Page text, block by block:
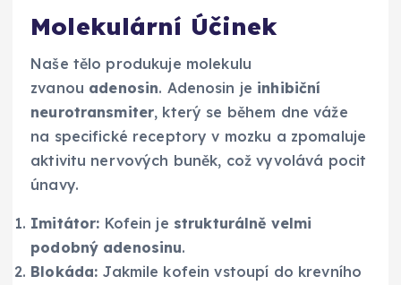
Molekulární Účinek
Naše tělo produkuje molekulu
zvanou adenosin. Adenosin je inhibiční
neurotransmiter, který se během dne váže
na specifické receptory v mozku a zpomaluje
aktivitu nervových buněk, což vyvolává pocit
únavy.
Imitátor: Kofein je strukturálně velmi
podobný adenosinu.
Blokáda: Jakmile kofein vstoupí do krevního